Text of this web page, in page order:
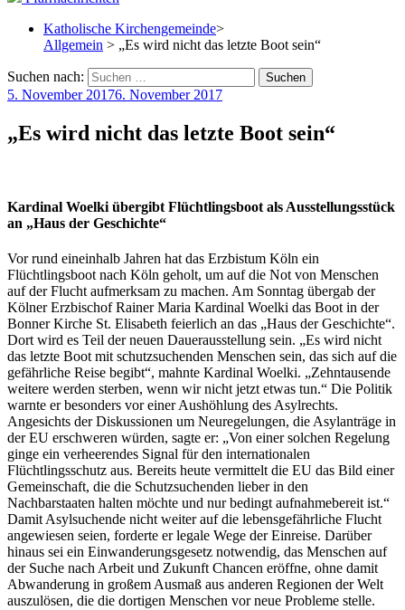
Katholische Kirchengemeinde>
Allgemein > „Es wird nicht das letzte Boot sein“
Suchen nach:
5. November 20176. November 2017
„Es wird nicht das letzte Boot sein“
Kardinal Woelki übergibt Flüchtlingsboot als Ausstellungsstück
an „Haus der Geschichte“
Vor rund eineinhalb Jahren hat das Erzbistum Köln ein
Flüchtlingsboot nach Köln geholt, um auf die Not von Menschen
auf der Flucht aufmerksam zu machen. Am Sonntag übergab der
Kölner Erzbischof Rainer Maria Kardinal Woelki das Boot in der
Bonner Kirche St. Elisabeth feierlich an das „Haus der Geschichte“.
Dort wird es Teil der neuen Dauerausstellung sein. „Es wird nicht
das letzte Boot mit schutzsuchenden Menschen sein, das sich auf die
gefährliche Reise begibt“, mahnte Kardinal Woelki. „Zehntausende
weitere werden sterben, wenn wir nicht jetzt etwas tun.“ Die Politik
warnte er besonders vor einer Aushöhlung des Asylrechts.
Angesichts der Diskussionen um Neuregelungen, die Asylanträge in
der EU erschweren würden, sagte er: „Von einer solchen Regelung
ginge ein verheerendes Signal für den internationalen
Flüchtlingsschutz aus. Bereits heute vermittelt die EU das Bild einer
Gemeinschaft, die die Schutzsuchenden lieber in den
Nachbarstaaten halten möchte und nur bedingt aufnahmebereit ist.“
Damit Asylsuchende nicht weiter auf die lebensgefährliche Flucht
angewiesen seien, forderte er legale Wege der Einreise. Darüber
hinaus sei ein Einwanderungsgesetz notwendig, das Menschen auf
der Suche nach Arbeit und Zukunft Chancen eröffne, ohne damit
Abwanderung in großem Ausmaß aus anderen Regionen der Welt
auszulösen, die die dortigen Menschen vor neue Probleme stelle.